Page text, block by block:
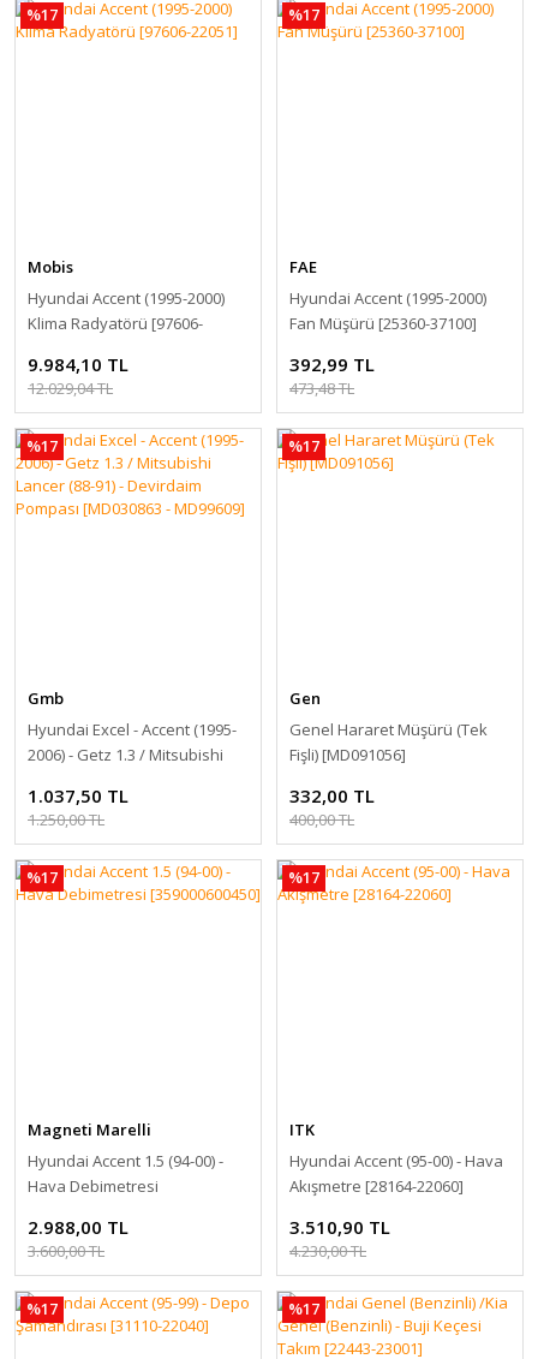
%17
Mobis
Hyundai Accent (1995-2000)
Klima Radyatörü [97606-
9.984,10 TL
12.029,04 TL
%17
FAE
Hyundai Accent (1995-2000)
Fan Müşürü [25360-37100]
392,99 TL
473,48 TL
%17
Gmb
Hyundai Excel - Accent (1995-
2006) - Getz 1.3 / Mitsubishi
Pompası [MD030863 -
MD99609]
1.037,50 TL
1.250,00 TL
%17
Gen
Genel Hararet Müşürü (Tek
Fişli) [MD091056]
332,00 TL
400,00 TL
%17
Magneti Marelli
Hyundai Accent 1.5 (94-00) -
Hava Debimetresi
2.988,00 TL
3.600,00 TL
%17
ITK
Hyundai Accent (95-00) - Hava
Akışmetre [28164-22060]
3.510,90 TL
4.230,00 TL
%17 %17